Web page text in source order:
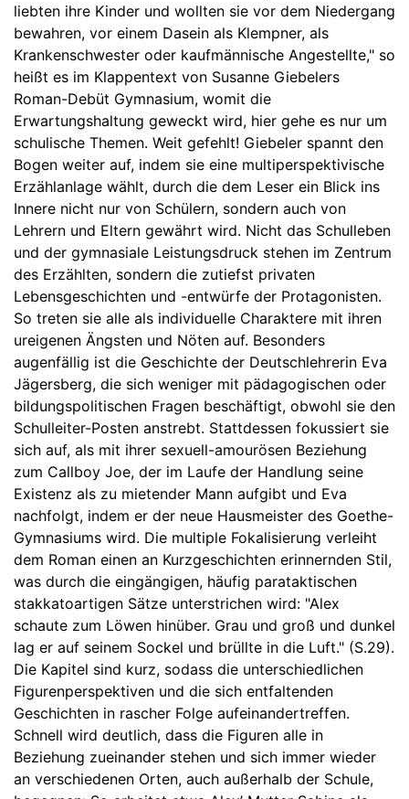
liebten ihre Kinder und wollten sie vor dem Niedergang
bewahren, vor einem Dasein als Klempner, als
Krankenschwester oder kaufmännische Angestellte," so
heißt es im Klappentext von Susanne Giebelers
Roman-Debüt Gymnasium, womit die
Erwartungshaltung geweckt wird, hier gehe es nur um
schulische Themen. Weit gefehlt! Giebeler spannt den
Bogen weiter auf, indem sie eine multiperspektivische
Erzählanlage wählt, durch die dem Leser ein Blick ins
Innere nicht nur von Schülern, sondern auch von
Lehrern und Eltern gewährt wird. Nicht das Schulleben
und der gymnasiale Leistungsdruck stehen im Zentrum
des Erzählten, sondern die zutiefst privaten
Lebensgeschichten und -entwürfe der Protagonisten.
So treten sie alle als individuelle Charaktere mit ihren
ureigenen Ängsten und Nöten auf. Besonders
augenfällig ist die Geschichte der Deutschlehrerin Eva
Jägersberg, die sich weniger mit pädagogischen oder
bildungspolitischen Fragen beschäftigt, obwohl sie den
Schulleiter-Posten anstrebt. Stattdessen fokussiert sie
sich auf, als mit ihrer sexuell-amourösen Beziehung
zum Callboy Joe, der im Laufe der Handlung seine
Existenz als zu mietender Mann aufgibt und Eva
nachfolgt, indem er der neue Hausmeister des Goethe-
Gymnasiums wird. Die multiple Fokalisierung verleiht
dem Roman einen an Kurzgeschichten erinnernden Stil,
was durch die eingängigen, häufig parataktischen
stakkatoartigen Sätze unterstrichen wird: "Alex
schaute zum Löwen hinüber. Grau und groß und dunkel
lag er auf seinem Sockel und brüllte in die Luft." (S.29).
Die Kapitel sind kurz, sodass die unterschiedlichen
Figurenperspektiven und die sich entfaltenden
Geschichten in rascher Folge aufeinandertreffen.
Schnell wird deutlich, dass die Figuren alle in
Beziehung zueinander stehen und sich immer wieder
an verschiedenen Orten, auch außerhalb der Schule,